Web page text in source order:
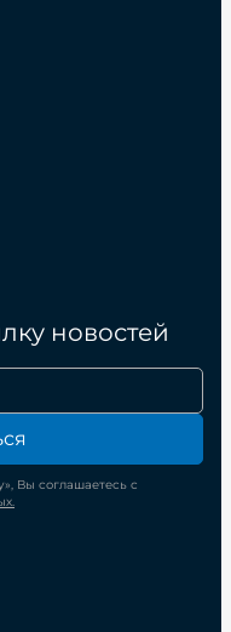
новостей
Вы соглашаетесь с